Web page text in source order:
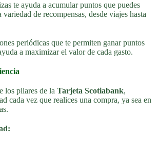
te ayuda a acumular puntos que puedes
de recompensas, desde viajes hasta
periódicas que te permiten ganar puntos
a maximizar el valor de cada gasto.
los pilares de la Tarjeta Scotiabank,
cada vez que realices una compra, ya sea en